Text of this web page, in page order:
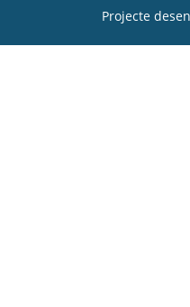
Projecte